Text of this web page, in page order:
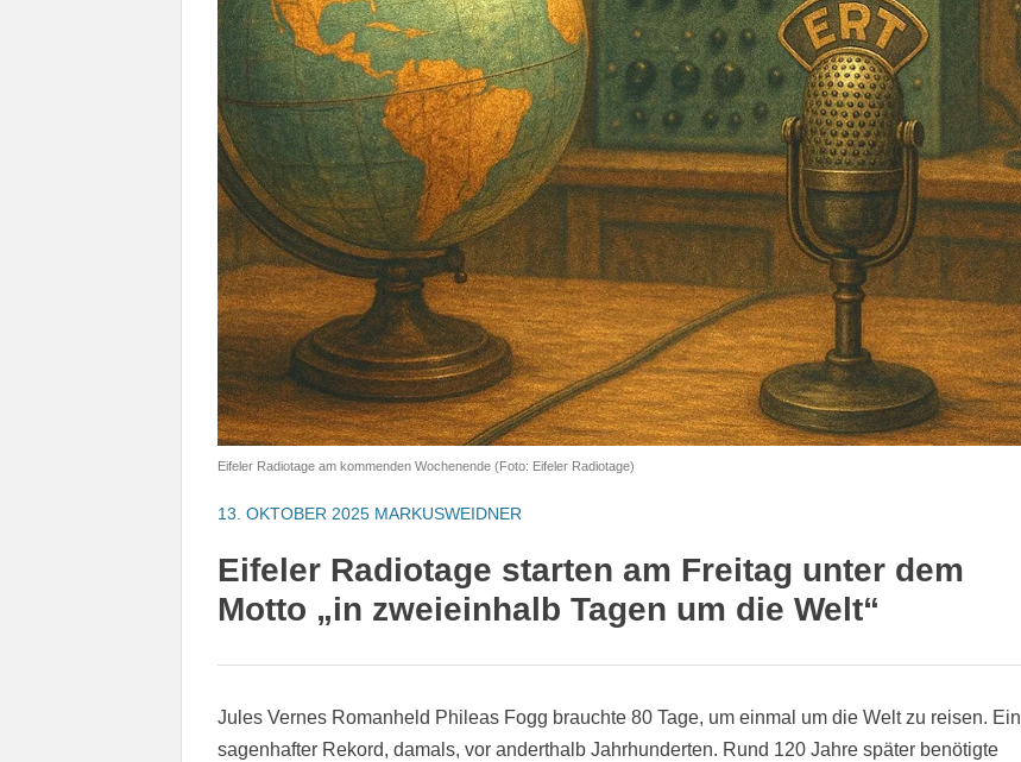
Eifeler Radiotage am kommenden Wochenende (Foto: Eifeler Radiotage)
13. OKTOBER 2025 MARKUSWEIDNER
Eifeler Radiotage starten am Freitag unter dem
Motto „in zweieinhalb Tagen um die Welt“
Jules Vernes Romanheld Phileas Fogg brauchte 80 Tage, um einmal um die Welt zu reisen. Ein
sagenhafter Rekord, damals, vor anderthalb Jahrhunderten. Rund 120 Jahre später benötigte